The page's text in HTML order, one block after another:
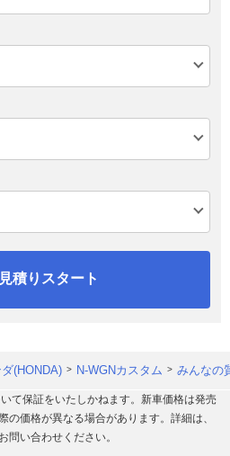
見積りスタート
(HONDA) N-WGNカスタム みんなの
て保証をいたしかねます。新車価格は発売
の価格が異なる場合があります。詳細は、
問い合わせください。